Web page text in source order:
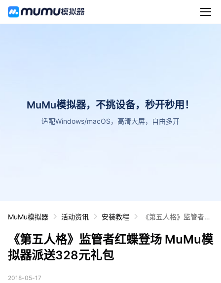
MuMu模拟器，不挑设备，秒开秒用！
适配Windows/macOS，高清大屏，自由多开
MuMu模拟器 活动资讯 安装教程
《第五人格》监管者红
送328元礼包
《第五人格》监管者红蝶登场 MuMu模
拟器派送328元礼包
2018-05-17